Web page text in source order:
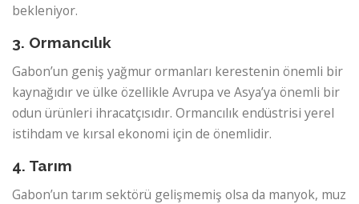
bekleniyor.
3. Ormancılık
Gabon’un geniş yağmur ormanları kerestenin önemli bir
kaynağıdır ve ülke özellikle Avrupa ve Asya’ya önemli bir
odun ürünleri ihracatçısıdır. Ormancılık endüstrisi yerel
istihdam ve kırsal ekonomi için de önemlidir.
4. Tarım
Gabon’un tarım sektörü gelişmemiş olsa da manyok, muz